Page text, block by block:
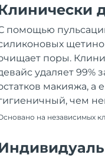
помощью
поры.
удаляет 99%
макияжа, а
чем
на независимых